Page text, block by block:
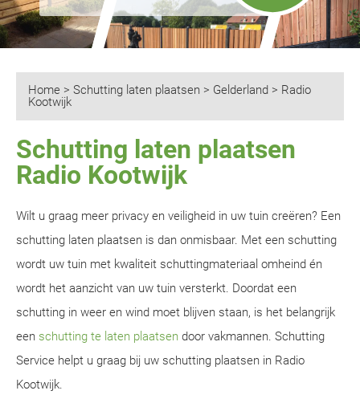
Home > Schutting laten plaatsen > Gelderland > Radio
Kootwijk
Schutting laten plaatsen
Radio Kootwijk
Wilt u graag meer privacy en veiligheid in uw tuin creëren? Een
schutting laten plaatsen is dan onmisbaar. Met een schutting
wordt uw tuin met kwaliteit schuttingmateriaal omheind én
wordt het aanzicht van uw tuin versterkt. Doordat een
schutting in weer en wind moet blijven staan, is het belangrijk
een schutting te laten plaatsen door vakmannen. Schutting
Service helpt u graag bij uw schutting plaatsen in Radio
Kootwijk.